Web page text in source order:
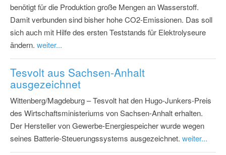
benötigt für die Produktion große Mengen an Wasserstoff.
Damit verbunden sind bisher hohe CO2-Emissionen. Das soll
sich auch mit Hilfe des ersten Teststands für Elektrolyseure
ändern. weiter...
Tesvolt aus Sachsen-Anhalt
ausgezeichnet
Wittenberg/Magdeburg – Tesvolt hat den Hugo-Junkers-Preis
des Wirtschaftsministeriums von Sachsen-Anhalt erhalten.
Der Hersteller von Gewerbe-Energiespeicher wurde wegen
seines Batterie-Steuerungssystems ausgezeichnet. weiter...